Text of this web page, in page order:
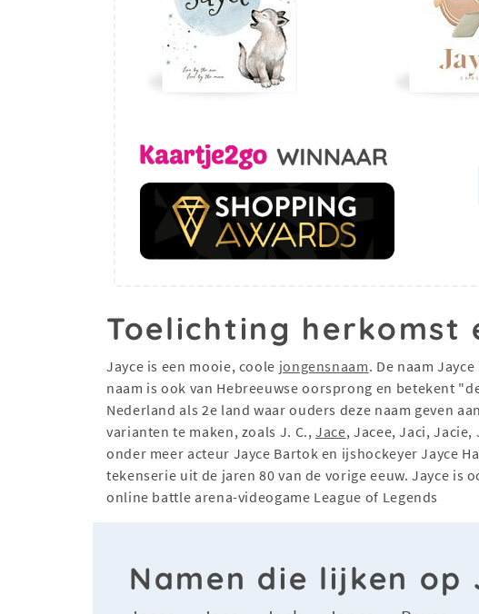
Toelichting herkomst
Jayce is een mooie, coole jongensnaam. De naam
naam is ook van Hebreeuwse oorsprong en betekent
Nederland als 2e land waar ouders deze naam geven
varianten te maken, zoals J. C.,Jace, Jacee, Jaci, Jacie,
onder meer acteur Jayce Bartok en ijshockeyer Jayce
tekenserie uit de jaren 80 van de vorige eeuw. Jayce
online battle arena-videogame League of Legends
Namen die lijken op